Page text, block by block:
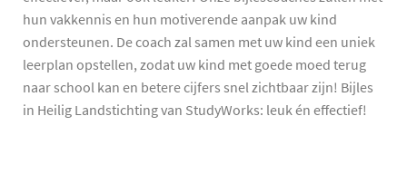
hun vakkennis en hun motiverende aanpak uw kind
ondersteunen. De coach zal samen met uw kind een uniek
leerplan opstellen, zodat uw kind met goede moed terug
naar school kan en betere cijfers snel zichtbaar zijn! Bijles
in Heilig Landstichting van StudyWorks: leuk én effectief!